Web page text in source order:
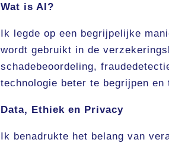
Wat is AI?
Ik legde op een begrijpelijke
wordt gebruikt in de
schadebeoordeling,
technologie beter te begrijpen
Data, Ethiek en Privacy
Ik benadrukte het belang van